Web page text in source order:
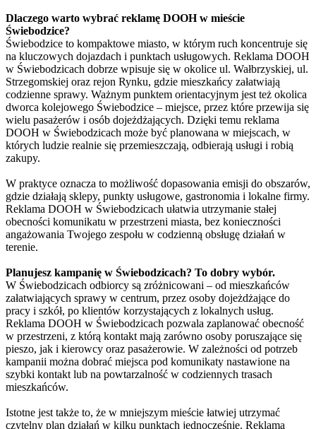
Dlaczego warto wybrać reklamę DOOH w mieście
Świebodzice?
Świebodzice to kompaktowe miasto, w którym ruch koncentruje się
na kluczowych dojazdach i punktach usługowych. Reklama DOOH
w Świebodzicach dobrze wpisuje się w okolice ul. Wałbrzyskiej, ul.
Strzegomskiej oraz rejon Rynku, gdzie mieszkańcy załatwiają
codzienne sprawy. Ważnym punktem orientacyjnym jest też okolica
dworca kolejowego Świebodzice – miejsce, przez które przewija się
wielu pasażerów i osób dojeżdżających. Dzięki temu reklama
DOOH w Świebodzicach może być planowana w miejscach, w
których ludzie realnie się przemieszczają, odbierają usługi i robią
zakupy.
W praktyce oznacza to możliwość dopasowania emisji do obszarów,
gdzie działają sklepy, punkty usługowe, gastronomia i lokalne firmy.
Reklama DOOH w Świebodzicach ułatwia utrzymanie stałej
obecności komunikatu w przestrzeni miasta, bez konieczności
angażowania Twojego zespołu w codzienną obsługę działań w
terenie.
Planujesz kampanię w Świebodzicach? To dobry wybór.
W Świebodzicach odbiorcy są zróżnicowani – od mieszkańców
załatwiających sprawy w centrum, przez osoby dojeżdżające do
pracy i szkół, po klientów korzystających z lokalnych usług.
Reklama DOOH w Świebodzicach pozwala zaplanować obecność
w przestrzeni, z którą kontakt mają zarówno osoby poruszające się
pieszo, jak i kierowcy oraz pasażerowie. W zależności od potrzeb
kampanii można dobrać miejsca pod komunikaty nastawione na
szybki kontakt lub na powtarzalność w codziennych trasach
mieszkańców.
Istotne jest także to, że w mniejszym mieście łatwiej utrzymać
czytelny plan działań w kilku punktach jednocześnie. Reklama